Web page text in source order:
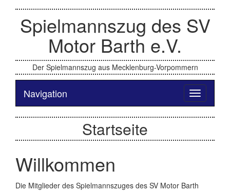
Spielmannszug des SV
Motor Barth e.V.
Der Spielmannszug aus Mecklenburg-Vorpommern
Toggle
navigation
Navigation
Startseite
Willkommen
Die Mitglieder des Spielmannszuges des SV Motor Barth